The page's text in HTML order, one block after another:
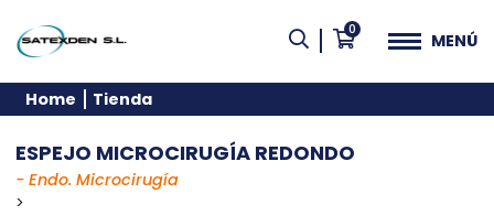
0
MENÚ
Home Tienda
ESPEJO MICROCIRUGÍA REDONDO
- Endo. Microcirugía
>